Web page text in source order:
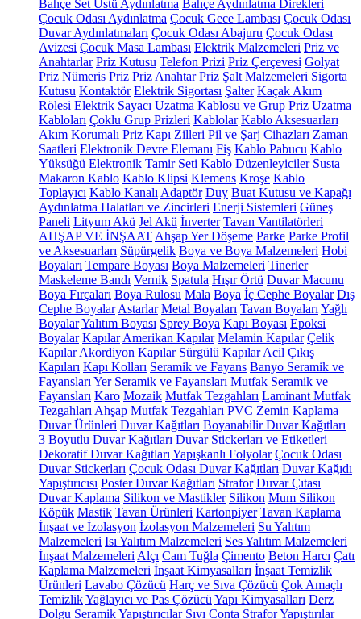
Bahçe Set Üstü Aydınlatma Bahçe Aydınlatma Direkleri
Çocuk Odası Aydınlatma Çocuk Gece Lambası Çocuk Odası
Duvar Aydınlatmaları Çocuk Odası Abajuru Çocuk Odası
Avizesi Çocuk Masa Lambası Elektrik Malzemeleri Priz ve
Anahtarlar Priz Kutusu Telefon Prizi Priz Çerçevesi Golyat
Priz Nümeris Priz Priz Anahtar Priz Şalt Malzemeleri Sigorta
Kutusu Kontaktör Elektrik Sigortası Şalter Kaçak Akım
Rölesi Elektrik Sayacı Uzatma Kablosu ve Grup Priz Uzatma
Kabloları Çoklu Grup Prizleri Kablolar Kablo Aksesuarları
Akım Korumalı Priz Kapı Zilleri Pil ve Şarj Cihazları Zaman
Saatleri Elektronik Devre Elemanı Fiş Kablo Pabucu Kablo
Yüksüğü Elektronik Tamir Seti Kablo Düzenleyiciler Susta
Makaron Kablo Kablo Klipsi Klemens Kroşe Kablo
Toplayıcı Kablo Kanalı Adaptör Duy Buat Kutusu ve Kapağı
Aydınlatma Halatları ve Zincirleri Enerji Sistemleri Güneş
Paneli Lityum Akü Jel Akü İnverter Tavan Vantilatörleri
AHŞAP VE İNŞAAT Ahşap Yer Döşeme Parke Parke Profil
ve Aksesuarları Süpürgelik Boya ve Boya Malzemeleri Hobi
Boyaları Tempare Boyası Boya Malzemeleri Tinerler
Maskeleme Bandı Vernik Spatula Hışır Örtü Duvar Macunu
Boya Fırçaları Boya Rulosu Mala Boya İç Cephe Boyalar Dış
Cephe Boyalar Astarlar Metal Boyaları Tavan Boyaları Yağlı
BoyalarYalıtım Boyası Sprey Boya Kapı Boyası Epoksi
Boyalar Kapılar Amerikan Kapılar Melamin Kapılar Çelik
Kapılar Akordiyon Kapılar Sürgülü Kapılar Acil Çıkış
Kapıları Kapı Kolları Seramik ve Fayans Banyo Seramik ve
Fayansları Yer Seramik ve Fayansları Mutfak Seramik ve
Fayansları Karo Mozaik Mutfak Tezgahları Laminant Mutfak
Tezgahları Ahşap Mutfak Tezgahları PVC Zemin Kaplama
Duvar Ürünleri Duvar Kağıtları Boyanabilir Duvar Kağıtları
3 Boyutlu Duvar Kağıtları Duvar Stickerları ve Etiketleri
Dekoratif Duvar Kağıtları Yapışkanlı Folyolar Çocuk Odası
Duvar Stickerları Çocuk Odası Duvar Kağıtları Duvar Kağıdı
Yapıştırıcısı Poster Duvar Kağıtları Strafor Duvar Çıtası
Duvar Kaplama Silikon ve Mastikler Silikon Mum Silikon
Köpük Mastik Tavan Ürünleri Kartonpiyer Tavan Kaplama
İnşaat ve İzolasyon İzolasyon Malzemeleri Su Yalıtım
Malzemeleri Isı Yalıtım Malzemeleri Ses Yalıtım Malzemeleri
İnşaat Malzemeleri Alçı Cam Tuğla Çimento Beton Harcı Çatı
Kaplama Malzemeleri İnşaat Kimyasalları İnşaat Temizlik
Ürünleri Lavabo Çözücü Harç ve Sıva Çözücü Çok Amaçlı
TemizlikYağlayıcı ve Pas Çözücü Yapı Kimyasalları Derz
Dolgu Seramik Yapıştırıcılar Sıvı Conta Strafor Yapıştırılar